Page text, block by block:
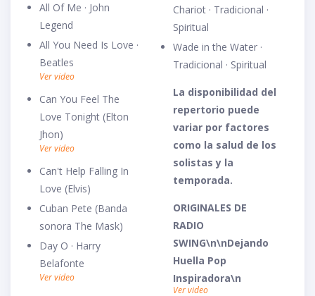
All Of Me · John
Legend
All You Need Is Love ·
Beatles
Ver video
Can You Feel The
Love Tonight (Elton
Jhon)
Ver video
Can't Help Falling In
Love (Elvis)
Cuban Pete (Banda
sonora The Mask)
Day O · Harry
Belafonte
Ver video
Chariot · Tradicional ·
Spiritual
Wade in the Water ·
Tradicional · Spiritual
La disponibilidad del
repertorio puede
variar por factores
como la salud de los
solistas y la
temporada.
ORIGINALES DE
RADIO
SWING\n\nDejando
Huella Pop
Inspiradora\n
Ver video